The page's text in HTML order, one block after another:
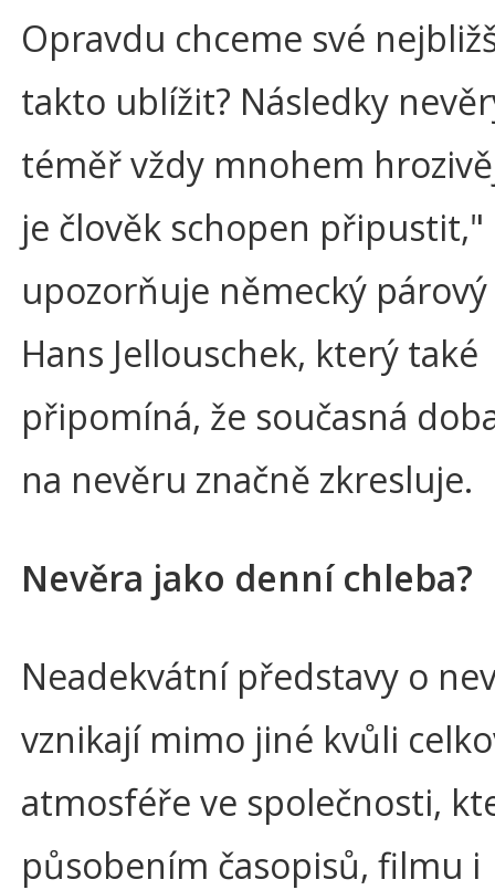
Opravdu chceme své
takto ublížit? Následky
téměř vždy mnohem
je člověk schopen připustit,"
upozorňuje německý
Hans Jellouschek, který také
připomíná, že současná
na nevěru značně zkresluje.
Nevěra jako denní chleba?
Neadekvátní představy o
vznikají mimo jiné kvůli
atmosféře ve společnosti,
působením časopisů, filmu i